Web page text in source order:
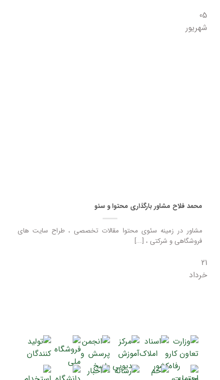
05
شهریور
محمد فلاح مشاور بارگذاری محتوا و سئو
مشاور در زمینه سئوی محتوا مقالات تخصصی ، طراح سایت های
فروشگاهی و شرکتی ، [...]
21
خرداد